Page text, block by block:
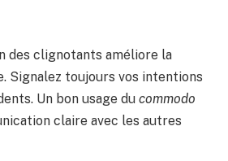
des clignotants améliore la
Signalez toujours vos intentions
Un bon usage du commodo
claire avec les autres